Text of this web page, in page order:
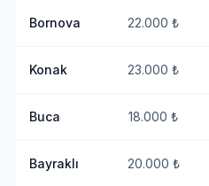
Bornova 22.000 ₺
Konak 23.000 ₺
Buca 18.000 ₺
Bayraklı 20.000 ₺